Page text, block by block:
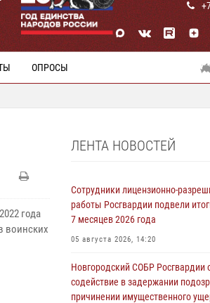
ОПРОСЫ
года
воинских
ЛЕНТА НОВОСТЕЙ
Сотрудники лицензионно-
работы Росгвардии подвели
7 месяцев 2026 года
05 августа 2026, 14:20
Новгородский СОБР Росгвардии
содействие в задержании
причинении имущественного